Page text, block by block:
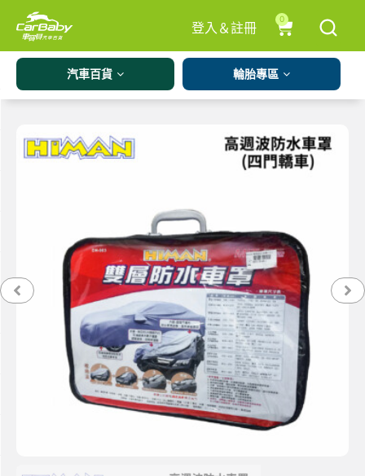
登入＆註冊
0
汽車百貨 輪胎專區